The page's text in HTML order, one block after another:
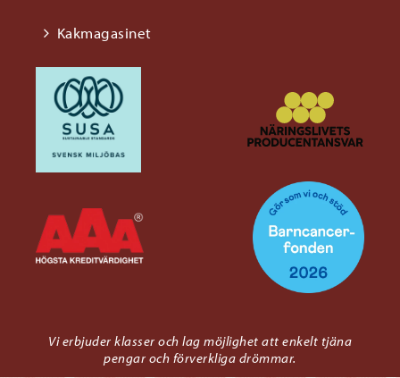
Kakmagasinet
Vi erbjuder klasser och lag möjlighet att enkelt tjäna
pengar och förverkliga drömmar.